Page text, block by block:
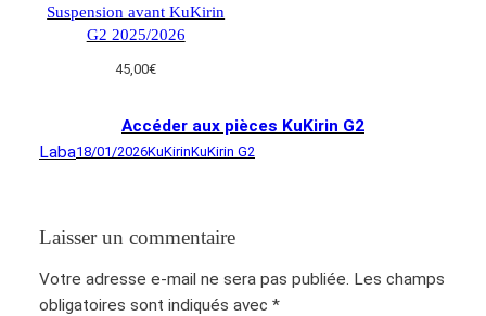
Suspension avant KuKirin
G2 2025/2026
45,00€
Accéder aux pièces KuKirin G2
Laba18/01/2026KuKirinKuKirin G2
Laisser un commentaire
Votre adresse e-mail ne sera pas publiée. Les champs
obligatoires sont indiqués avec *